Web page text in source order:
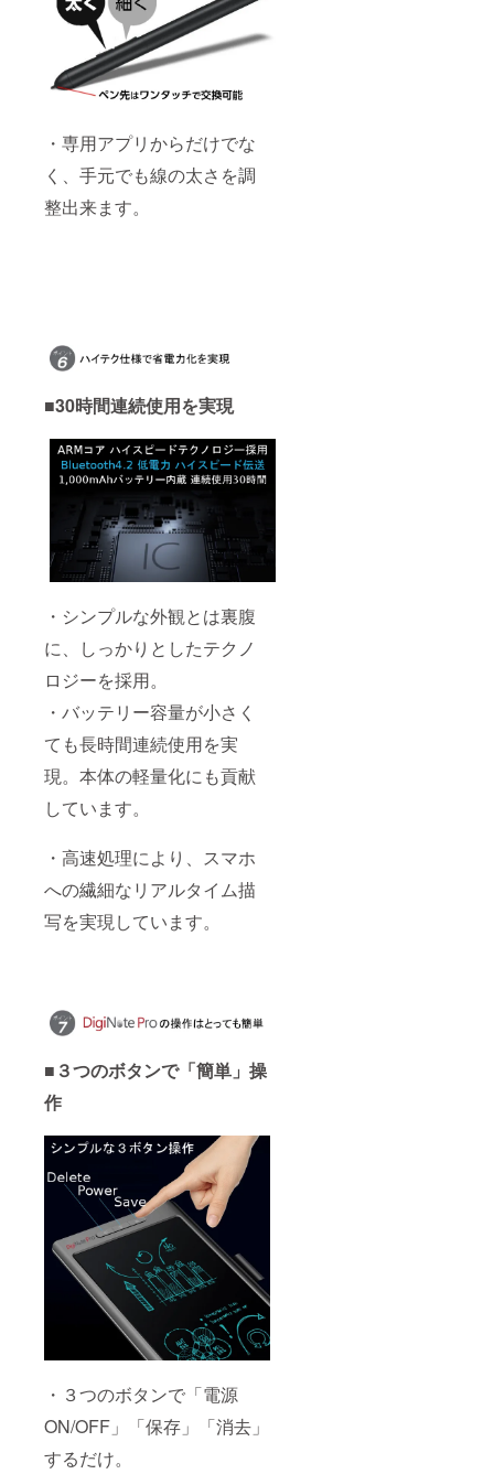
・専用アプリからだけでな
く、手元でも線の太さを調
整出来ます。
■30時間連続使用を実現
・シンプルな外観とは裏腹
に、しっかりとしたテクノ
ロジーを採用。
・バッテリー容量が小さく
ても長時間連続使用を実
現。本体の軽量化にも貢献
しています。
・高速処理により、スマホ
への繊細なリアルタイム描
写を実現しています。
■３つのボタンで「簡単」操
作
・３つのボタンで「電源
ON/OFF」「保存」「消去」
するだけ。